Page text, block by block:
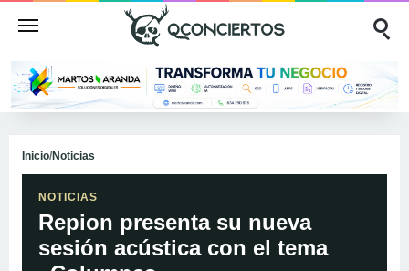
Inicio/Noticias
NOTICIAS
Repion presenta su nueva
sesión acústica con el tema